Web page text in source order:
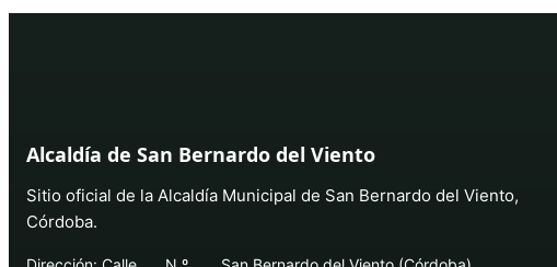
Alcaldía de San Bernardo del Viento
Sitio oficial de la Alcaldía Municipal de San Bernardo del Viento,
Córdoba.